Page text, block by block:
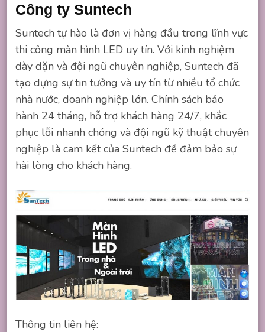
Công ty Suntech
Suntech tự hào là đơn vị hàng đầu trong lĩnh vực
thi công màn hình LED uy tín. Với kinh nghiệm
dày dặn và đội ngũ chuyên nghiệp, Suntech đã
tạo dựng sự tin tưởng và uy tín từ nhiều tổ chức
nhà nước, doanh nghiệp lớn. Chính sách bảo
hành 24 tháng, hỗ trợ khách hàng 24/7, khắc
phục lỗi nhanh chóng và đội ngũ kỹ thuật chuyên
nghiệp là cam kết của Suntech để đảm bảo sự
hài lòng cho khách hàng.
Thông tin liên hệ: